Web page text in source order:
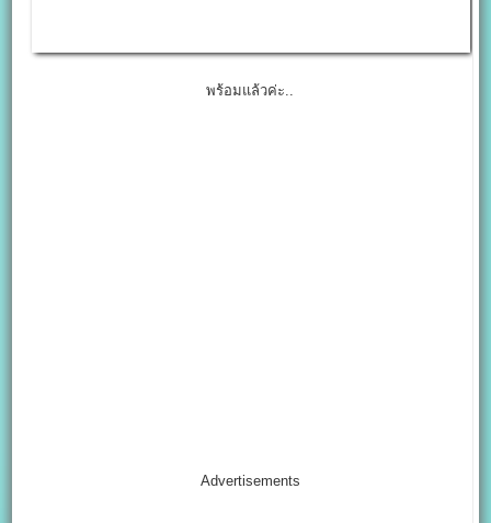
พร้อมแล้วค่ะ..
Advertisements